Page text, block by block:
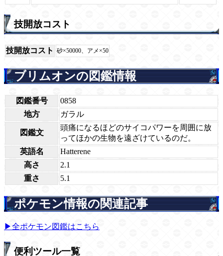
技開放コスト
技開放コスト 砂×50000、アメ×50
ブリムオンの図鑑情報
図鑑番号
0858
地方
ガラル
図鑑文
頭痛になるほどのサイコパワーを周囲に放
ってほかの生物を遠ざけているのだ。
英語名
Hatterene
高さ
2.1
重さ
5.1
ポケモン情報の関連記事
▶全ポケモン図鑑はこちら
便利ツール一覧